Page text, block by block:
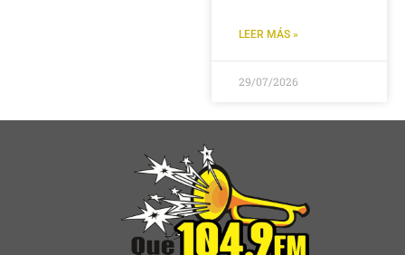
LEER MÁS »
29/07/2026